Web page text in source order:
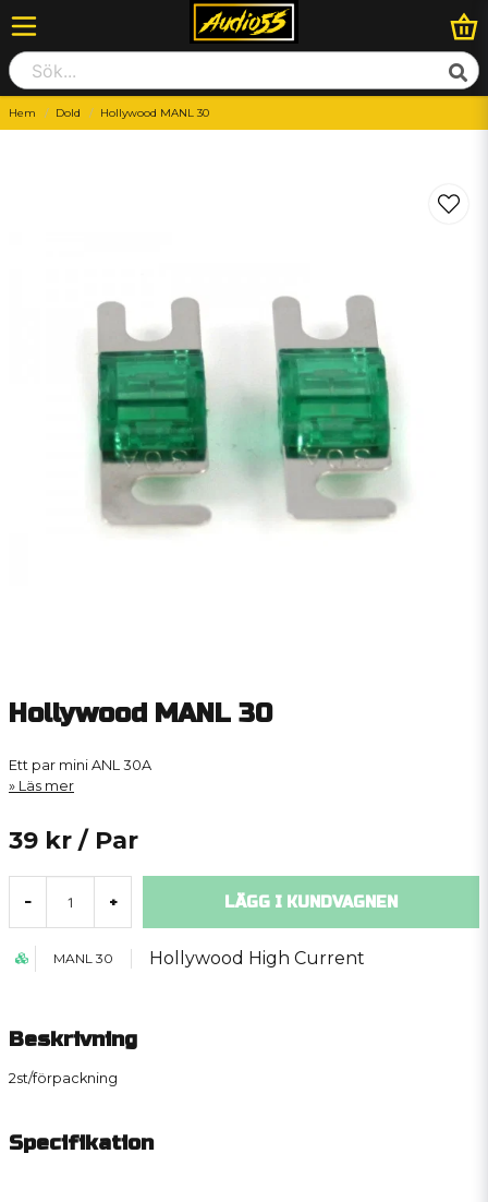
Hem Dold Hollywood MANL 30
Hollywood MANL 30
Ett par mini ANL 30A
Läs mer
39 kr / Par
- + LÄGG I KUNDVAGNEN
MANL 30 Hollywood High Current
Beskrivning
2st/förpackning
Specifikation